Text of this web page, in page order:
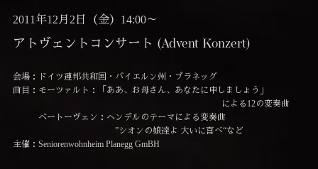
2011年12月2日（金）14:00～
アトヴェントコンサート (Advent Konzert)
会場：ドイツ連邦共和国・バイエルン州・プラネッグ
曲目：モーツァルト：「ああ、お母さん、あなたに申しましょう」
による12の変奏曲
ベートーヴェン：ヘンデルのテーマによる変奏曲
”シオンの娘達よ 大いに喜べ“など
主催：Seniorenwohnheim Planegg GmBH